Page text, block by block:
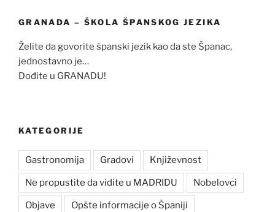
GRANADA – ŠKOLA ŠPANSKOG JEZIKA
Želite da govorite španski jezik kao da ste Španac,
jednostavno je…
Dođite u GRANADU!
KATEGORIJE
Gastronomija Gradovi Književnost
Ne propustite da vidite u MADRIDU Nobelovci
Objave Opšte informacije o Španiji